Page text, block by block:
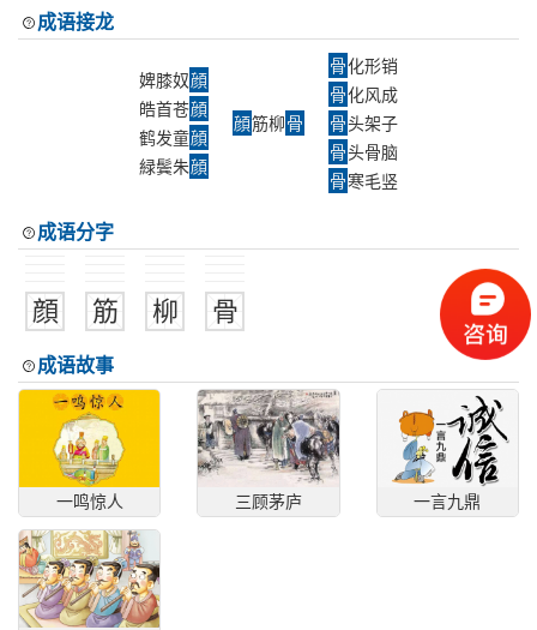
成语接龙
婢膝奴顔
皓首苍顔
鹤发童顔
緑鬓朱顔
顔筋柳骨
骨化形销
骨化风成
骨头架子
骨头骨脑
骨寒毛竖
成语分字
顔 筋 柳 骨
成语故事
一鸣惊人 三顾茅庐 一言九鼎